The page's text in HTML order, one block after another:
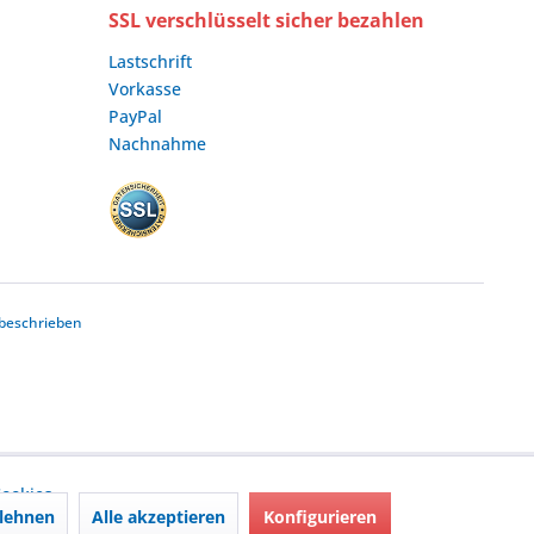
SSL verschlüsselt sicher bezahlen
Lastschrift
Vorkasse
PayPal
Nachnahme
Alle akzeptieren Konfigurieren